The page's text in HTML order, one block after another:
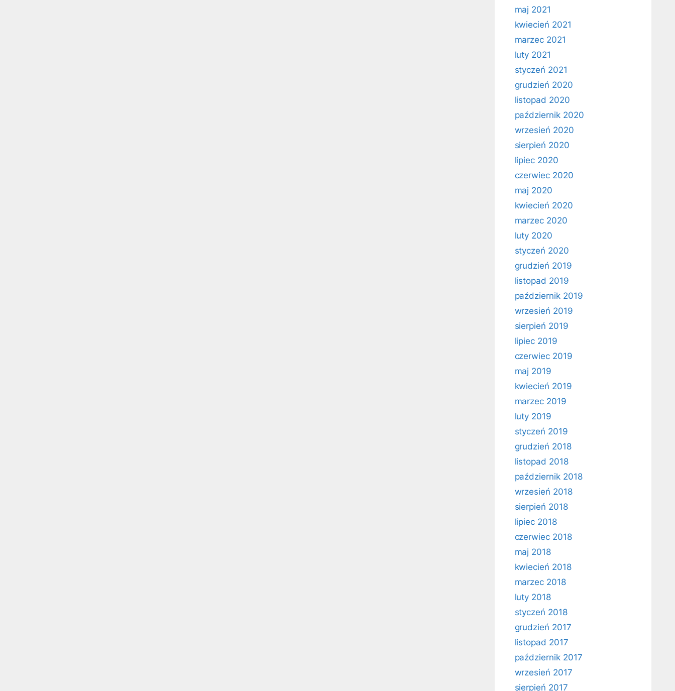
maj 2021
kwiecień 2021
marzec 2021
luty 2021
styczeń 2021
grudzień 2020
listopad 2020
październik 2020
wrzesień 2020
sierpień 2020
lipiec 2020
czerwiec 2020
maj 2020
kwiecień 2020
marzec 2020
luty 2020
styczeń 2020
grudzień 2019
listopad 2019
październik 2019
wrzesień 2019
sierpień 2019
lipiec 2019
czerwiec 2019
maj 2019
kwiecień 2019
marzec 2019
luty 2019
styczeń 2019
grudzień 2018
listopad 2018
październik 2018
wrzesień 2018
sierpień 2018
lipiec 2018
czerwiec 2018
maj 2018
kwiecień 2018
marzec 2018
luty 2018
styczeń 2018
grudzień 2017
listopad 2017
październik 2017
wrzesień 2017
sierpień 2017